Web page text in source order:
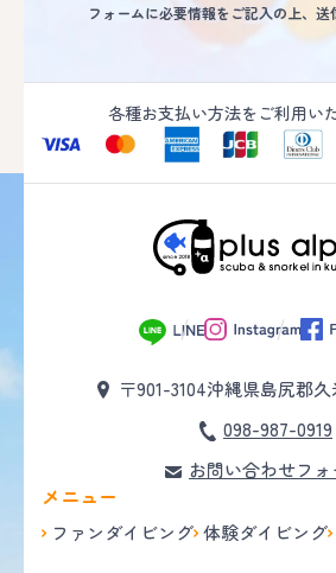
フォームに必要情報をご記入の上、送
各種お支払い方法をご利用い
〒901-3104沖縄県島尻郡久
098-987-0919
お問い合わせフォ
メニュー
ファンダイビング 体験ダイビング